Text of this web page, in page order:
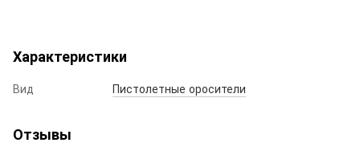
Характеристики
Вид Пистолетные оросители
Отзывы